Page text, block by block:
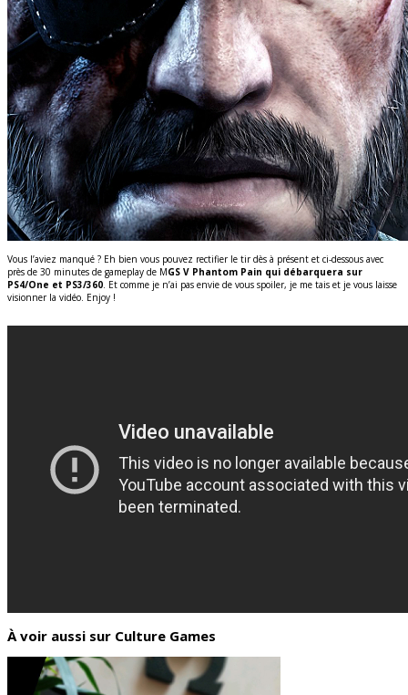
Vous l’aviez manqué ? Eh bien vous pouvez rectifier le tir dès à présent et ci-dessous avec
près de 30 minutes de gameplay de MGS V Phantom Pain qui débarquera sur
PS4/One et PS3/360. Et comme je n’ai pas envie de vous spoiler, je me tais et je vous laisse
visionner la vidéo. Enjoy !
À voir aussi sur Culture Games